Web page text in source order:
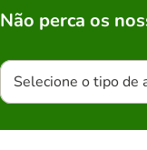
Não perca os
Selecione o tipo de